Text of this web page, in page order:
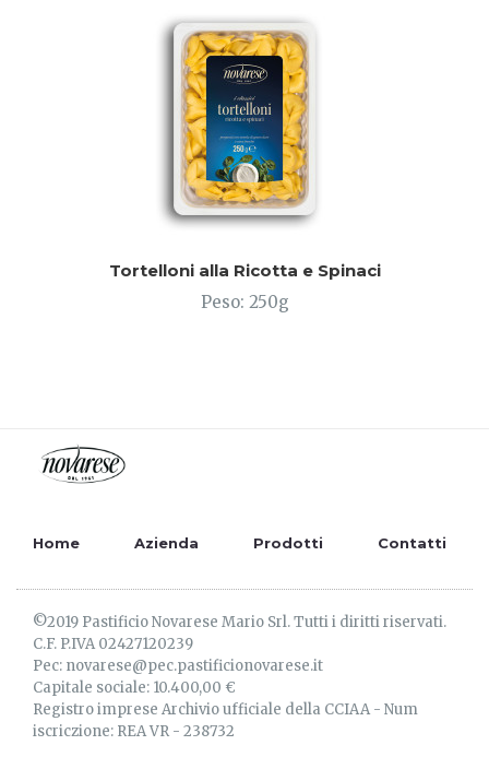
Tortelloni alla Ricotta e Spinaci
Peso: 250g
Home Azienda Prodotti Contatti
©2019 Pastificio Novarese Mario Srl. Tutti i diritti riservati.
C.F. P.IVA 02427120239
Pec: novarese@pec.pastificionovarese.it
Capitale sociale: 10.400,00 €
Registro imprese Archivio ufficiale della CCIAA - Num
iscriczione: REA VR - 238732